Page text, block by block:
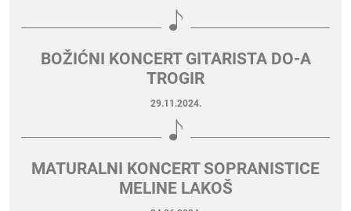
BOŽIĆNI KONCERT GITARISTA DO-A
TROGIR
29.11.2024.
MATURALNI KONCERT SOPRANISTICE
MELINE LAKOŠ